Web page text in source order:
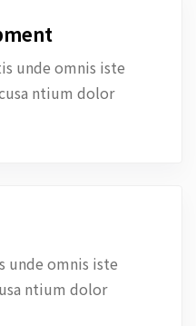
unde omnis iste
ntium dolor
unde omnis iste
ntium dolor